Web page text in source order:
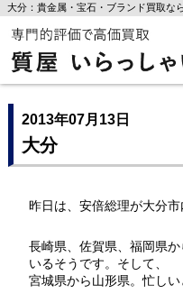
大分：貴金属・宝石・ブランド買取な
2013年07月13日
大分
昨日は、安倍総理が大分市
長崎県、佐賀県、福岡県
いるそうです。そして、
宮城県から山形県。忙しい